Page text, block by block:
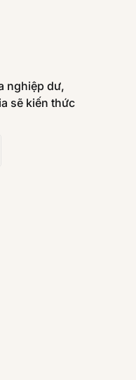
nghiệp dư,
sẽ kiến thức